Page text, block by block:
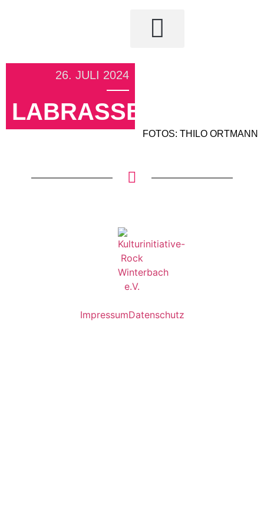
26. JULI 2024
LABRASSBANDA
FOTOS: THILO ORTMANN
ImpressumDatenschutz